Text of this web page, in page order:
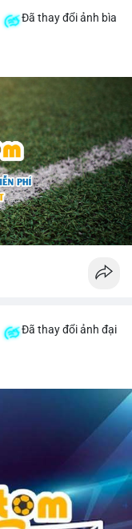
Đã thay đổi ảnh bìa
Đã thay đổi ảnh đại